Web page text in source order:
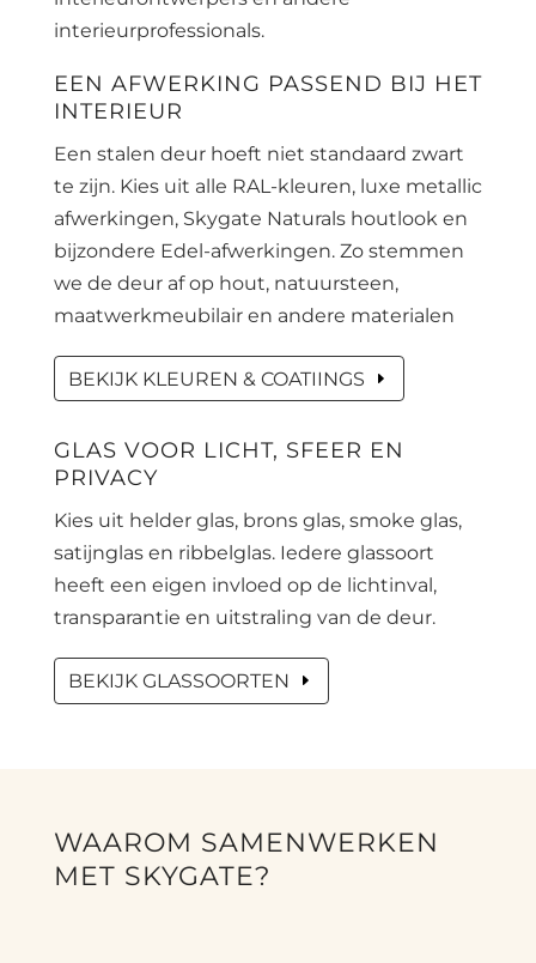
interieurprofessionals.
EEN AFWERKING PASSEND BIJ HET
INTERIEUR
Een stalen deur hoeft niet standaard zwart
te zijn. Kies uit alle RAL-kleuren, luxe metallic
afwerkingen, Skygate Naturals houtlook en
bijzondere Edel-afwerkingen. Zo stemmen
we de deur af op hout, natuursteen,
maatwerkmeubilair en andere materialen
BEKIJK KLEUREN & COATIINGS
GLAS VOOR LICHT, SFEER EN
PRIVACY
Kies uit helder glas, brons glas, smoke glas,
satijnglas en ribbelglas. Iedere glassoort
heeft een eigen invloed op de lichtinval,
transparantie en uitstraling van de deur.
BEKIJK GLASSOORTEN
WAAROM SAMENWERKEN
MET SKYGATE?